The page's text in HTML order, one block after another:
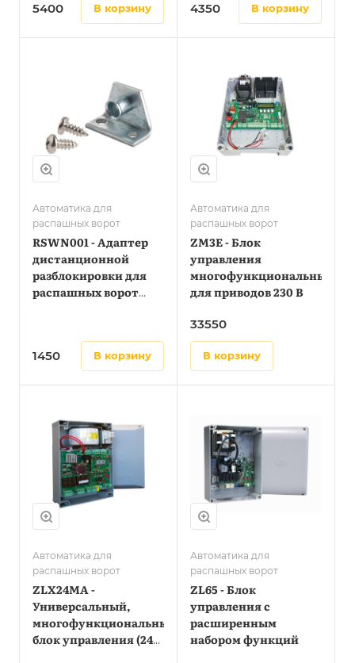
5400 в корзину 4350 в корзину
Автоматика для
распашных ворот
RSWN001 - Адаптер
дистанционной
разблокировки для
распашных ворот
1450 в корзину
Автоматика для
распашных ворот
ZM3E - Блок
управления
многофункциональный
для приводов 230 В
33550
в корзину
Автоматика для
распашных ворот
ZLX24MA -
Универсальный,
многофункциональный
блок управления (24
Автоматика для
распашных ворот
ZL65 - Блок
управления с
расширенным
набором функций